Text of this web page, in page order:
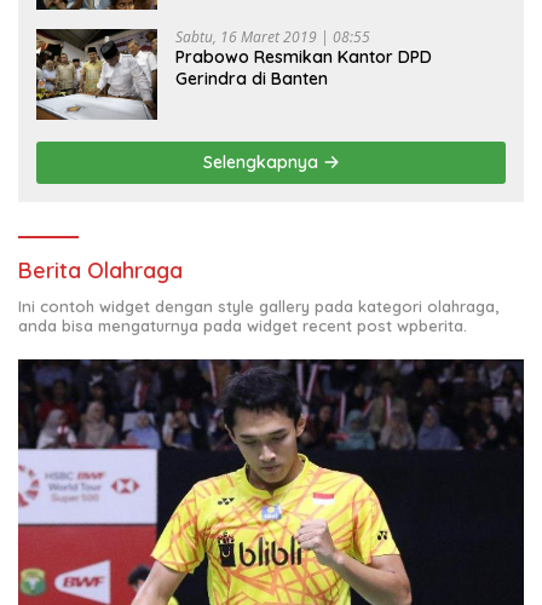
Sabtu, 16 Maret 2019 | 08:55
Prabowo Resmikan Kantor DPD
Gerindra di Banten
Selengkapnya
Berita Olahraga
Ini contoh widget dengan style gallery pada kategori olahraga,
anda bisa mengaturnya pada widget recent post wpberita.